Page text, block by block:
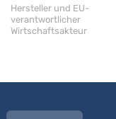
Hersteller und EU-
verantwortlicher
Wirtschaftsakteur